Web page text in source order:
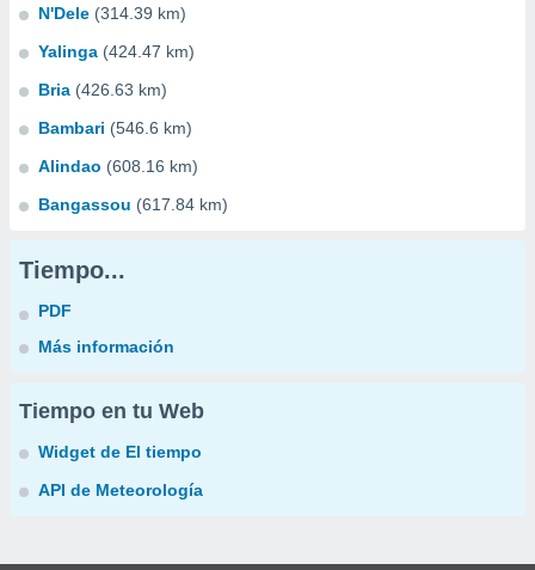
N'Dele (314.39 km)
Yalinga (424.47 km)
Bria (426.63 km)
Bambari (546.6 km)
Alindao (608.16 km)
Bangassou (617.84 km)
Tiempo...
PDF
Más información
Tiempo en tu Web
Widget de El tiempo
API de Meteorología